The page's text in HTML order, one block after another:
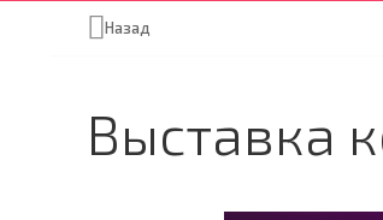
Назад
Выставка